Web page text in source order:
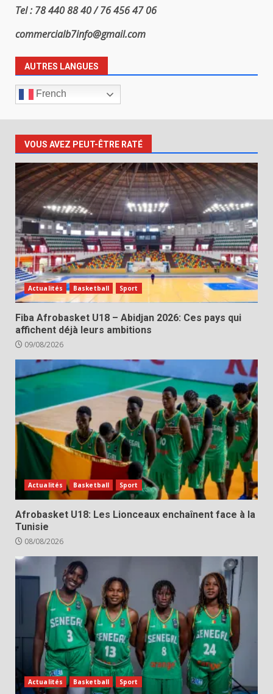
Tel : 78 440 88 40 / 76 456 47 06
commercialb7info@gmail.com
AUTRES LANGUES
French
VOUS AVEZ PEUT-ÊTRE RATÉ
Actualités Basketball Sport
Fiba Afrobasket U18 – Abidjan 2026: Ces pays qui
affichent déjà leurs ambitions
09/08/2026
Actualités Basketball Sport
Afrobasket U18: Les Lionceaux enchaînent face à la
Tunisie
08/08/2026
Actualités Basketball Sport